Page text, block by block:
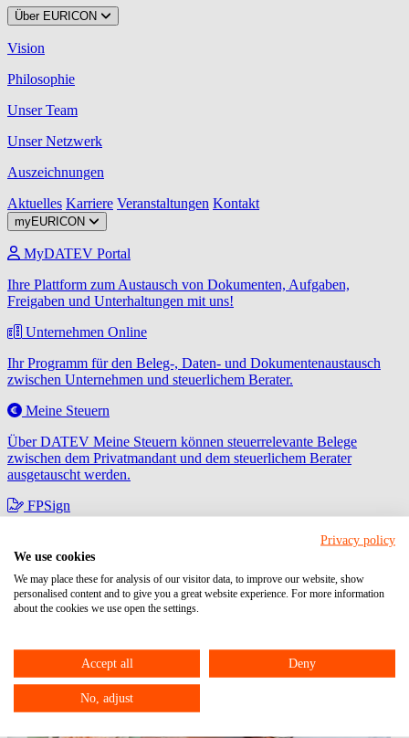
Über EURICON
Vision
Philosophie
Unser Team
Unser Netzwerk
Auszeichnungen
Aktuelles Karriere Veranstaltungen Kontakt
myEURICON
MyDATEV Portal
Ihre Plattform zum Austausch von Dokumenten, Aufgaben,
Freigaben und Unterhaltungen mit uns!
Unternehmen Online
Ihr Programm für den Beleg-, Daten- und Dokumentenaustausch
zwischen Unternehmen und steuerlichem Berater.
Meine Steuern
Über DATEV Meine Steuern können steuerrelevante Belege
zwischen dem Privatmandant und dem steuerlichem Berater
ausgetauscht werden.
FPSign
zur Anlage von Lohnmitarbeiterstammdaten
Privacy policy
We use cookies
We may place these for analysis of our visitor data, to improve our website, show
personalised content and to give you a great website experience. For more information
about the cookies we use open the settings.
Accept all Deny
No, adjust